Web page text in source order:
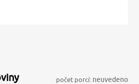
počet porcí: neuvedeno